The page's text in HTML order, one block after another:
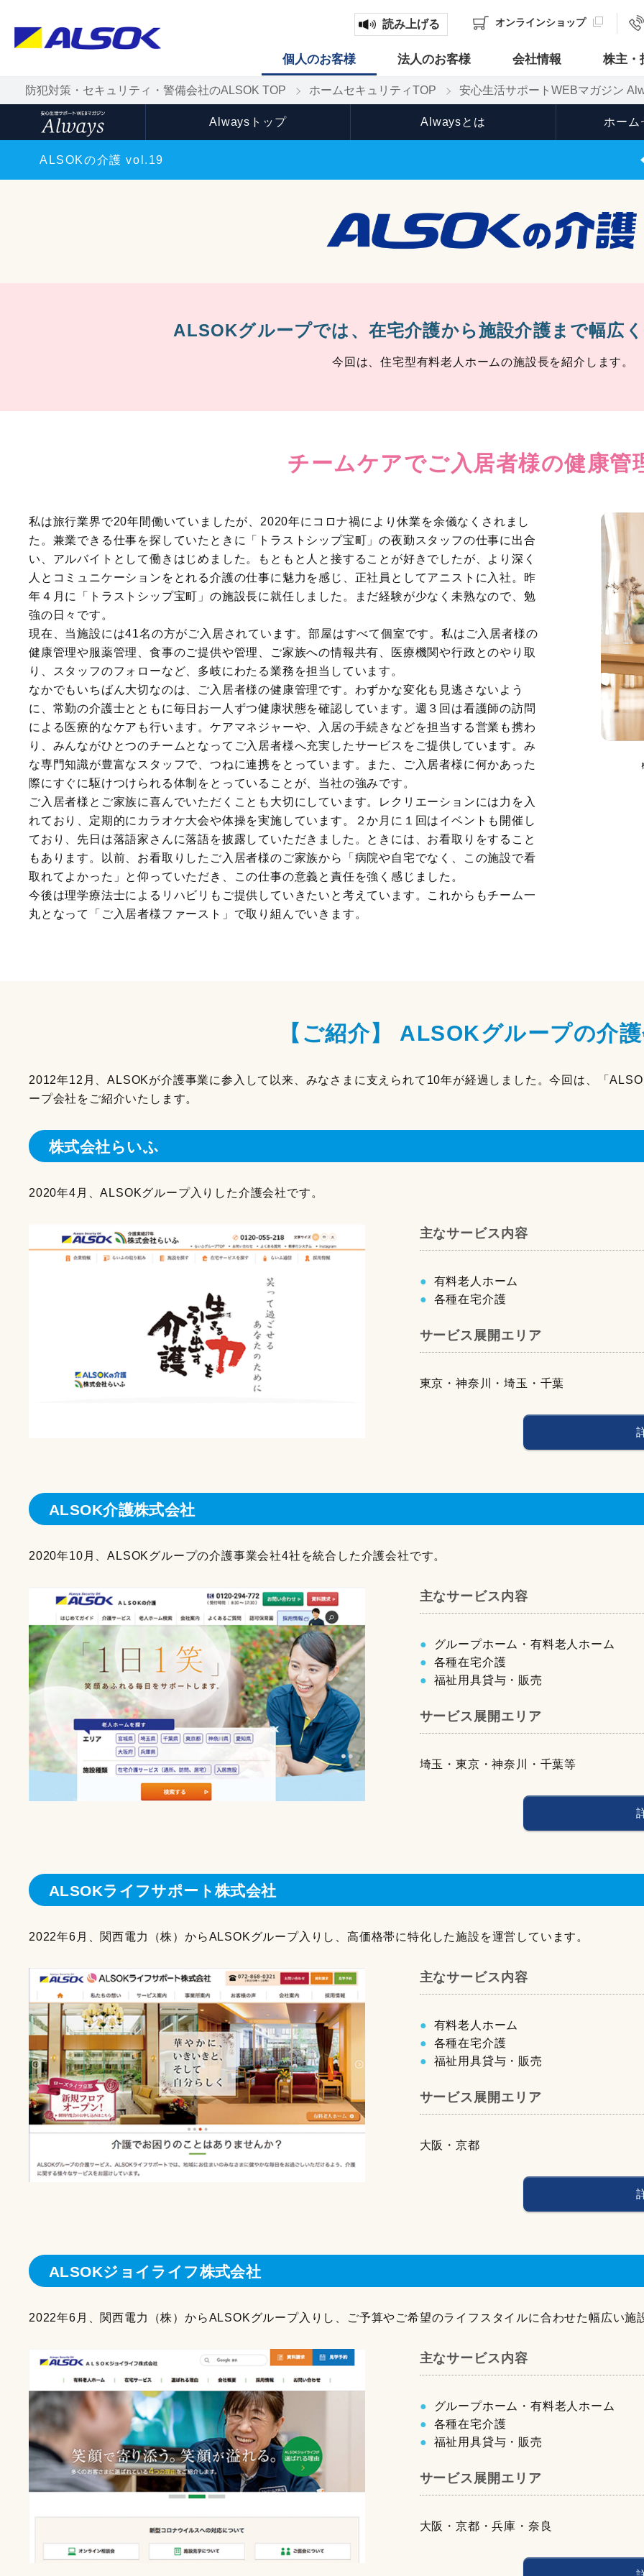
読み上げる オンラインショップ
個人のお客様 法人のお客様 会社情報 株主・
防犯対策・セキュリティ・警備会社のALSOK TOP ホームセキュリティTOP 安心生活サポートWEBマガジン
Alwaysトップ Alwaysとは ホーム
ALSOKの介護 vol.19
ALSOKグループでは、在宅介護から施設介護まで幅広く
今回は、住宅型有料老人ホームの施設長を紹介します。
チームケアでご入居者様の健康管
私は旅行業界で20年間働いていましたが、2020年にコロナ禍により休業を余儀なくされまし
た。兼業できる仕事を探していたときに「トラストシップ宝町」の夜勤スタッフの仕事に出合
い、アルバイトとして働きはじめました。もともと人と接することが好きでしたが、より深く
人とコミュニケーションをとれる介護の仕事に魅力を感じ、正社員としてアニストに入社。昨
年４月に「トラストシップ宝町」の施設長に就任しました。まだ経験が少なく未熟なので、勉
強の日々です。
現在、当施設には41名の方がご入居されています。部屋はすべて個室です。私はご入居者様の
健康管理や服薬管理、食事のご提供や管理、ご家族への情報共有、医療機関や行政とのやり取
り、スタッフのフォローなど、多岐にわたる業務を担当しています。
なかでもいちばん大切なのは、ご入居者様の健康管理です。わずかな変化も見逃さないよう
に、常勤の介護士とともに毎日お一人ずつ健康状態を確認しています。週３回は看護師の訪問
による医療的なケアも行います。ケアマネジャーや、入居の手続きなどを担当する営業も携わ
り、みんながひとつのチームとなってご入居者様へ充実したサービスをご提供しています。み
な専門知識が豊富なスタッフで、つねに連携をとっています。また、ご入居者様に何かあった
際にすぐに駆けつけられる体制をとっていることが、当社の強みです。
ご入居者様とご家族に喜んでいただくことも大切にしています。レクリエーションには力を入
れており、定期的にカラオケ大会や体操を実施しています。２か月に１回はイベントも開催し
ており、先日は落語家さんに落語を披露していただきました。ときには、お看取りをすること
もあります。以前、お看取りしたご入居者様のご家族から「病院や自宅でなく、この施設で看
取れてよかった」と仰っていただき、この仕事の意義と責任を強く感じました。
今後は理学療法士によるリハビリもご提供していきたいと考えています。これからもチーム一
丸となって「ご入居者様ファースト」で取り組んでいきます。
【ご紹介】 ALSOKグループの介
2012年12月、ALSOKが介護事業に参入して以来、みなさまに支えられて10年が経過しました。今回は、「
ープ会社をご紹介いたします。
株式会社らいふ
2020年4月、ALSOKグループ入りした介護会社です。
主なサービス内容
有料老人ホーム
各種在宅介護
サービス展開エリア
東京・神奈川・埼玉・千葉
ALSOK介護株式会社
2020年10月、ALSOKグループの介護事業会社4社を統合した介護会社です。
主なサービス内容
グループホーム・有料老人ホーム
各種在宅介護
福祉用具貸与・販売
サービス展開エリア
埼玉・東京・神奈川・千葉等
ALSOKライフサポート株式会社
2022年6月、関西電力（株）からALSOKグループ入りし、高価格帯に特化した施設を運営しています。
主なサービス内容
有料老人ホーム
各種在宅介護
福祉用具貸与・販売
サービス展開エリア
大阪・京都
ALSOKジョイライフ株式会社
2022年6月、関西電力（株）からALSOKグループ入りし、ご予算やご希望のライフスタイルに合わせた幅広い施
主なサービス内容
グループホーム・有料老人ホーム
各種在宅介護
福祉用具貸与・販売
サービス展開エリア
大阪・京都・兵庫・奈良